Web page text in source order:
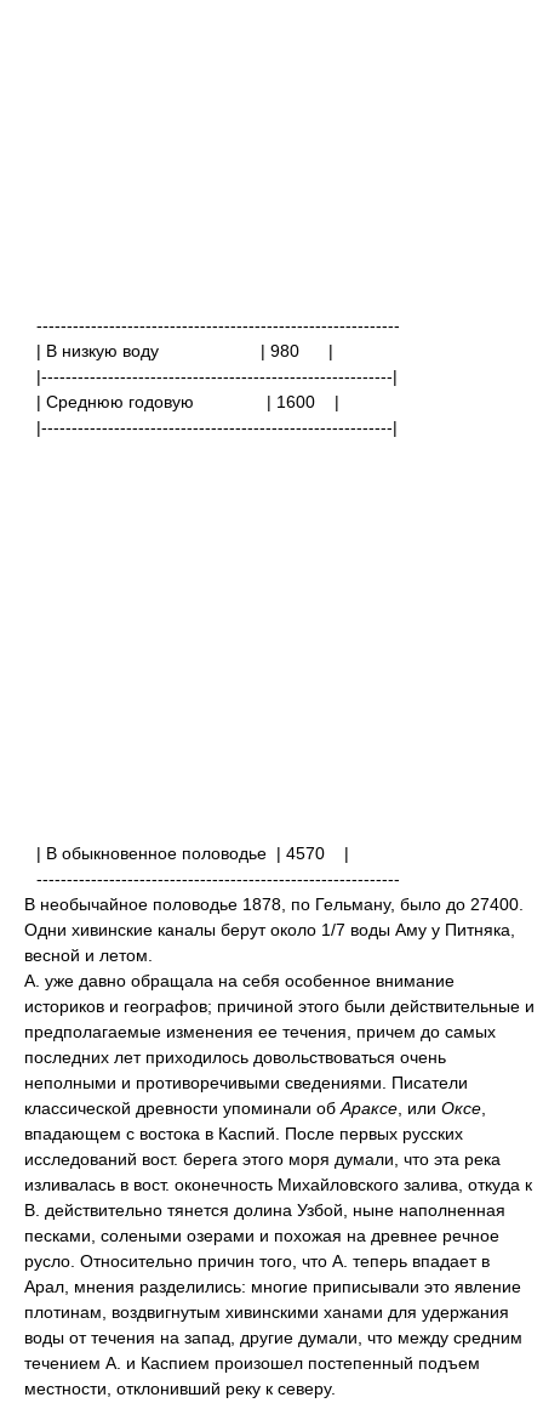
------------------------------------------------------------
| В низкую воду
| 980
|
|----------------------------------------------------------|
| Среднюю годовую
| 1600
|
|----------------------------------------------------------|
| В обыкновенное половодье | 4570
|
------------------------------------------------------------
В необычайное половодье 1878, по Гельману, было до 27400.
Одни хивинские каналы берут около 1/7 воды Аму у Питняка,
весной и летом.
А. уже давно обращала на себя особенное внимание
историков и географов; причиной этого были действительные и
предполагаемые изменения ее течения, причем до самых
последних лет приходилось довольствоваться очень
неполными и противоречивыми сведениями. Писатели
классической древности упоминали обАраксе, или Оксе,
впадающем с востока в Каспий. После первых русских
исследований вост. берега этого моря думали, что эта река
изливалась в вост. оконечность Михайловского залива, откуда к
В. действительно тянется долина Узбой, ныне наполненная
песками, солеными озерами и похожая на древнее речное
русло. Относительно причин того, что А. теперь впадает в
Арал, мнения разделились: многие приписывали это явление
плотинам, воздвигнутым хивинскими ханами для удержания
воды от течения на запад, другие думали, что между средним
течением А. и Каспием произошел постепенный подъем
местности, отклонивший реку к северу.